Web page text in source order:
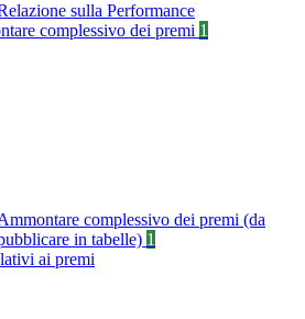
sulla Performance
complessivo dei premi 1
complessivo dei premi (da
in tabelle) 1
ai premi